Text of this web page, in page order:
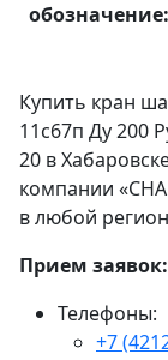
обозначение:
Купить кран
11с67п Ду 200
20 в
компании
в любой
Прием заявок:
Телефоны:
+7